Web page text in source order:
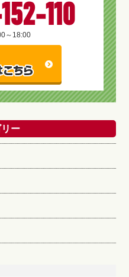
110
～18:00
ー